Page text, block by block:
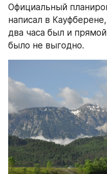
Официальный
написал в
два часа был и
было не выгодно.